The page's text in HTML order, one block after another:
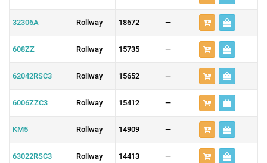
32306A Rollway 18672 —
608ZZ Rollway 15735 —
62042RSC3 Rollway 15652 —
6006ZZC3 Rollway 15412 —
KM5 Rollway 14909 —
63022RSC3 Rollway 14413 —